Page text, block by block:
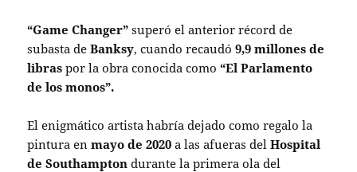
“Game Changer”superó el anterior récord de
subasta de Banksy, cuando recaudó 9,9 millones de
libras por la obra conocida como “El Parlamento
de los monos”.
El enigmático artista habría dejado como regalo la
pintura en mayo de 2020 a las afueras delHospital
de Southamptondurante la primera ola del